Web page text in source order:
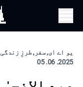
یو اے ای, سفر, طرزِ زندگی
2025. 06. 05